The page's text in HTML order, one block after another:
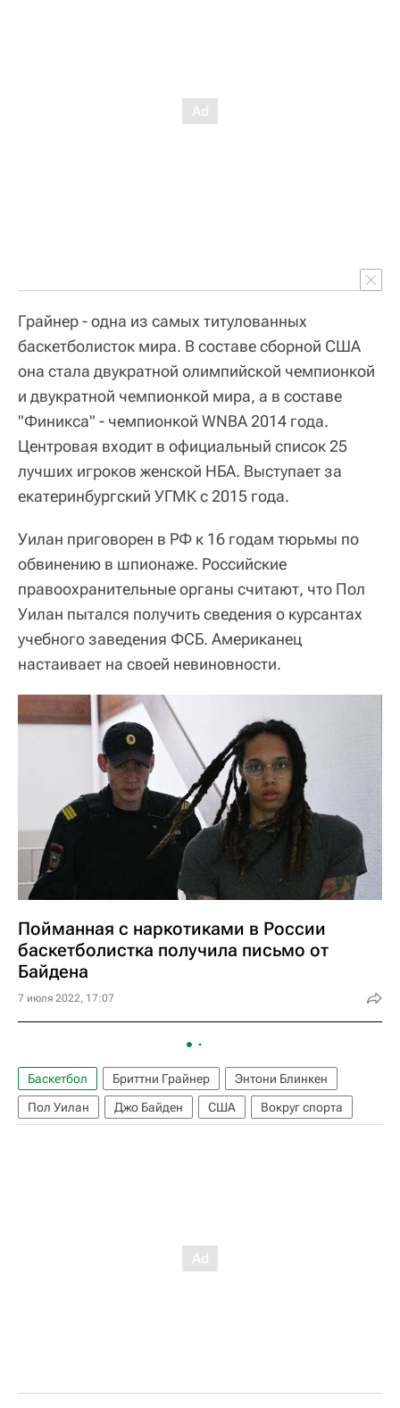
Грайнер - одна из самых титулованных
баскетболисток мира. В составе сборной США
она стала двукратной олимпийской чемпионкой
и двукратной чемпионкой мира, а в составе
"Финикса" - чемпионкой WNBA 2014 года.
Центровая входит в официальный список 25
лучших игроков женской НБА. Выступает за
екатеринбургский УГМК с 2015 года.
Уилан приговорен в РФ к 16 годам тюрьмы по
обвинению в шпионаже. Российские
правоохранительные органы считают, что Пол
Уилан пытался получить сведения о курсантах
учебного заведения ФСБ. Американец
настаивает на своей невиновности.
Пойманная с наркотиками в России
баскетболистка получила письмо от
Байдена
7 июля 2022, 17:07
Баскетбол Бриттни Грайнер
Энтони Блинкен
Пол Уилан
Джо Байден США Вокруг спорта